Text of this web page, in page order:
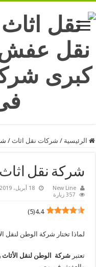
الرئيسية / شركات نقل اثاث /
شركة نقل اثاث
New Line 18 أبريل، 2019
357 زيارة
4.4
(
5
)
لماذا تختار شركة الوطن لنقل
تعتبرشركة الوطن لنقل